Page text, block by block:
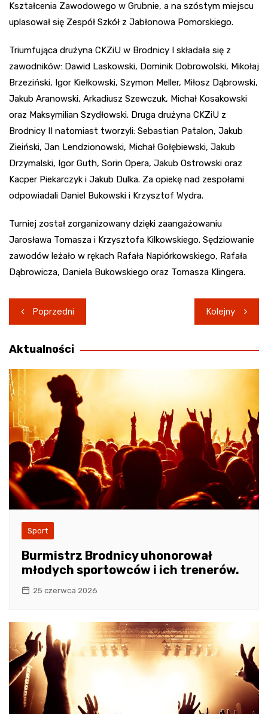
Kształcenia Zawodowego w Grubnie, a na szóstym miejscu
uplasował się Zespół Szkół z Jabłonowa Pomorskiego.
Triumfująca drużyna CKZiU w Brodnicy I składała się z
zawodników: Dawid Laskowski, Dominik Dobrowolski, Mikołaj
Brzeziński, Igor Kiełkowski, Szymon Meller, Miłosz Dąbrowski,
Jakub Aranowski, Arkadiusz Szewczuk, Michał Kosakowski
oraz Maksymilian Szydłowski. Druga drużyna CKZiU z
Brodnicy II natomiast tworzyli: Sebastian Patalon, Jakub
Zieiński, Jan Lendzionowski, Michał Gołębiewski, Jakub
Drzymalski, Igor Guth, Sorin Opera, Jakub Ostrowski oraz
Kacper Piekarczyk i Jakub Dulka. Za opiekę nad zespołami
odpowiadali Daniel Bukowski i Krzysztof Wydra.
Turniej został zorganizowany dzięki zaangażowaniu
Jarosława Tomasza i Krzysztofa Kilkowskiego. Sędziowanie
zawodów leżało w rękach Rafała Napiórkowskiego, Rafała
Dąbrowicza, Daniela Bukowskiego oraz Tomasza Klingera.
Nawigacja
wpisu
Poprzedni Kolejny
Aktualności
Sport
Burmistrz Brodnicy uhonorował
młodych sportowców i ich trenerów.
25 czerwca 2026